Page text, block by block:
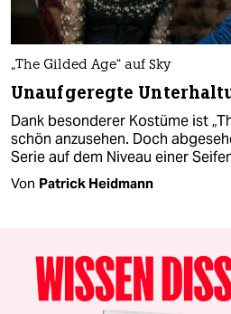
„The Gilded Age“ auf Sky
Unaufgeregte
Dank besonderer Kostüme ist
schön anzusehen. Doch
Serie auf dem Niveau einer
Von Patrick Heidmann